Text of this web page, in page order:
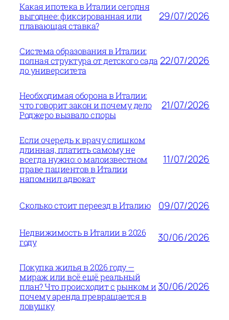
Какая ипотека в Италии сегодня
выгоднее: фиксированная или
плавающая ставка?
29/07/2026
Система образования в Италии:
полная структура от детского сада
до университета
22/07/2026
Необходимая оборона в Италии:
что говорит закон и почему дело
Роджеро вызвало споры
21/07/2026
Если очередь к врачу слишком
длинная, платить самому не
всегда нужно: о малоизвестном
праве пациентов в Италии
напомнил адвокат
11/07/2026
Сколько стоит переезд в Италию 09/07/2026
Недвижимость в Италии в 2026
году
30/06/2026
Покупка жилья в 2026 году —
мираж или всё ещё реальный
план? Что происходит с рынком и
почему аренда превращается в
ловушку
30/06/2026